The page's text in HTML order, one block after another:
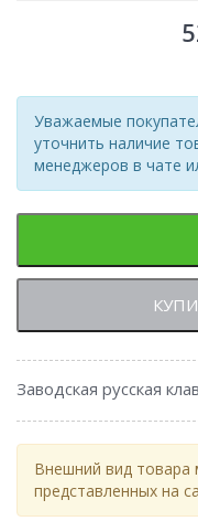
Уважаемые
уточнить наличие
менеджеров в чате
Заводская русская
Внешний вид
представленных на